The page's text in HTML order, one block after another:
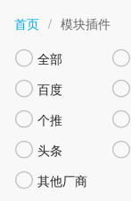
首页 / 模块插件
 全部 
 百度 
 个推 
 头条 
 其他厂商